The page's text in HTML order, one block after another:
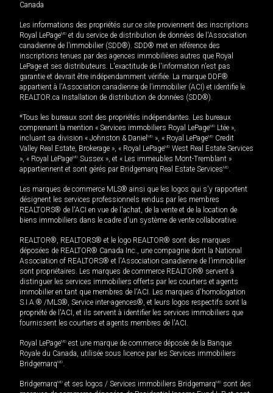
Canada
Les informations des propriétés sur ce site proviennent des inscriptions
Royal LePageMD et du service de distribution de données de l'Association
canadienne de l’immobilier (SDD®). SDD® met en référence des
inscriptions tenues par des agences immobilières autres que Royal
LePage et ses distributeurs. L'exactitude de l'information n'est pas
garantie et devrait être indépendamment vérifiée. La marque DDF®
appartient à l'Association canadienne de l’immobilier (ACI) et identifie le
REALTOR.ca Installation de distribution de données (SDD®).
*Tous les bureaux sont des propriétés indépendantes. Les bureaux
comprenant la mention « Services immobiliers Royal LePageMD Ltée »,
incluant sa division « Johnston & Daniel MD », « Royal LePageMD Credit
Valley Real Estate, Brokerage », « Royal LePageMD West Real Estate Services
», « Royal LePageMD Sussex », et « Les immeubles Mont-Tremblant »
appartiennent et sont gérés par Bridgemarq Real Estate ServicesMD.
Les marques de commerce MLS® ainsi que les logos qui s'y rapportent
désignent les services professionnels rendus par les membres
REALTORS® de l'ACI en vue de l'achat, de la vente et de la location de
biens immobiliers dans le cadre d'un système de vente collaborative.
REALTOR®, REALTORS® et le logo REALTOR® sont des marques
déposées de REALTOR® Canada Inc., une compagnie dont la National
Association of REALTORS® et l'Association canadienne de l’immobilier
sont propriétaires. Les marques de commerce REALTOR® servent à
distinguer les services immobiliers offerts par les courtiers et agents
immobilier en tant que membres de l'ACI. Les marques d'homologation
S.I.A.® /MLS®, Service inter-agences®, et leurs logos respectifs sont la
propriété de l'ACI, et ils servent à identifier les services immobiliers que
fournissent les courtiers et agents membres de l'ACI.
Royal LePageMD est une marque de commerce déposée de la Banque
Royale du Canada, utilisée sous licence par les Services immobiliers
BridgemarqMD.
BridgemarqMD et ses logos / Services immobiliers BridgemarqMD sont des